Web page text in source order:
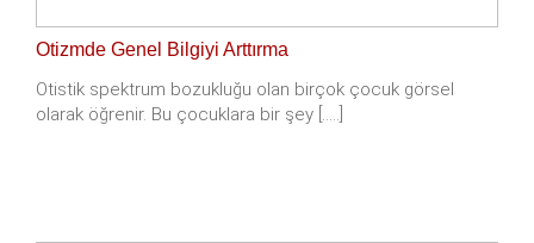
Otizmde Genel Bilgiyi Arttırma
Otistik spektrum bozukluğu olan birçok çocuk görsel
olarak öğrenir. Bu çocuklara bir şey [.....]